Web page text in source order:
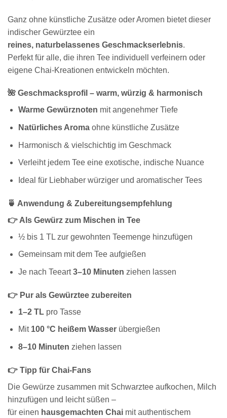
Ganz ohne künstliche Zusätze oder Aromen bietet dieser
indischer Gewürztee ein
reines, naturbelassenes Geschmackserlebnis.
Perfekt für alle, die ihren Tee individuell verfeinern oder
eigene Chai-Kreationen entwickeln möchten.
🌺 Geschmacksprofil – warm, würzig & harmonisch
Warme Gewürznoten mit angenehmer Tiefe
Natürliches Aromaohne künstliche Zusätze
Harmonisch & vielschichtig im Geschmack
Verleiht jedem Tee eine exotische, indische Nuance
Ideal für Liebhaber würziger und aromatischer Tees
🍵 Anwendung & Zubereitungsempfehlung
👉 Als Gewürz zum Mischen in Tee
½ bis 1 TL zur gewohnten Teemenge hinzufügen
Gemeinsam mit dem Tee aufgießen
Je nach Teeart3–10 Minuten ziehen lassen
👉 Pur als Gewürztee zubereiten
1–2 TLpro Tasse
Mit 100 °C heißem Wasserübergießen
8–10 Minuten ziehen lassen
👉 Tipp für Chai-Fans
Die Gewürze zusammen mit Schwarztee aufkochen, Milch
hinzufügen und leicht süßen –
für einen hausgemachten Chai mit authentischem